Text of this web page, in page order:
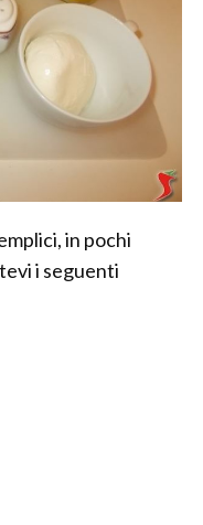
in pochi
i seguenti